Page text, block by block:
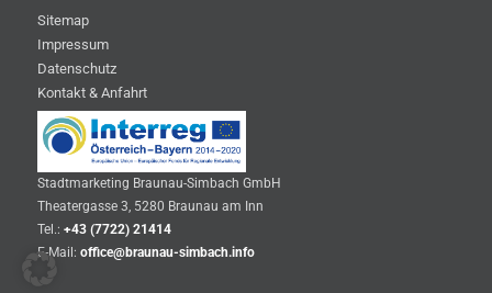
Sitemap
Impressum
Datenschutz
Kontakt & Anfahrt
Stadtmarketing Braunau-Simbach GmbH
Theatergasse 3, 5280 Braunau am Inn
Tel.: +43 (7722) 21414
E-Mail: office@braunau-simbach.info